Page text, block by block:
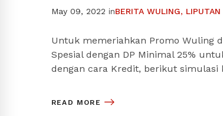
May 09, 2022 inBERITA WULING,
Untuk memeriahkan Promo Wuling
Spesial dengan DP Minimal 25%
dengan cara Kredit, berikut simulasi
READ MORE